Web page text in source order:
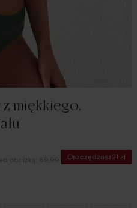
miękkiego,
zł.
obniżką: 69,99
Oszczędzasz21 zł